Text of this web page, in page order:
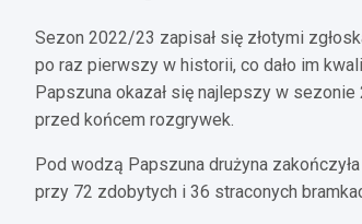
Sezon 2022/23 zapisał się złotymi
po raz pierwszy w historii, co dało im
Papszuna okazał się najlepszy w
przed końcem rozgrywek.
Pod wodzą Papszuna drużyna
przy 72 zdobytych i 36 straconych